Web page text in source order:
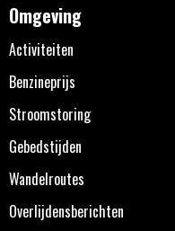
Omgeving
Activiteiten
Benzineprijs
Stroomstoring
Gebedstijden
Wandelroutes
Overlijdensberichten